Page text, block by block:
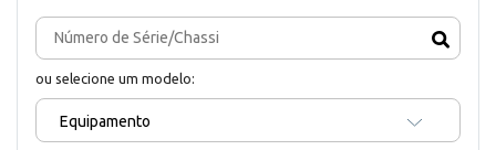
ou selecione um modelo:
Equipamento